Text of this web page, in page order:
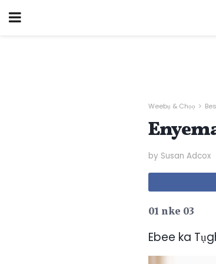
Weebụ & Chọọ
by Susan Adcox
01 nke 03
Ebee ka